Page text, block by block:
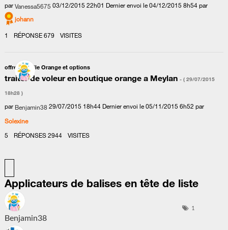
parVanessa5675 ‎03/12/2015 22h01 Dernier envoi le‎04/12/2015 8h54par
johann
1
RÉPONSE679 VISITES
offres mobile Orange et options
traiter de voleur en boutique orange a Meylan - ( ‎29/07/2015
18h28 )
par Benjamin38‎29/07/2015 18h44 Dernier envoi le‎05/11/2015 6h52 par
Solexine
5
RÉPONSES2944 VISITES
Applicateurs de balises en tête de liste
Benjamin38
1